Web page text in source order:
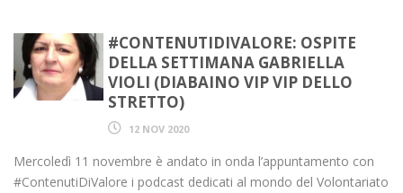
#CONTENUTIDIVALORE: OSPITE
DELLA SETTIMANA GABRIELLA
VIOLI (DIABAINO VIP VIP DELLO
STRETTO)
12 NOV 2020
Mercoledì 11 novembre è andato in onda l’appuntamento con
#ContenutiDiValore i podcast dedicati al mondo del Volontariato